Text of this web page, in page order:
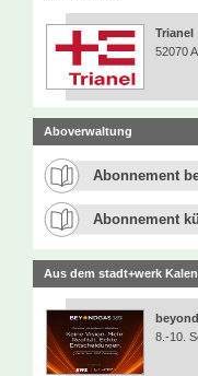
Trianel
52070
Aboverwaltung
Abonnement
Abonnement
Aus dem stadt+werk
8.-10.